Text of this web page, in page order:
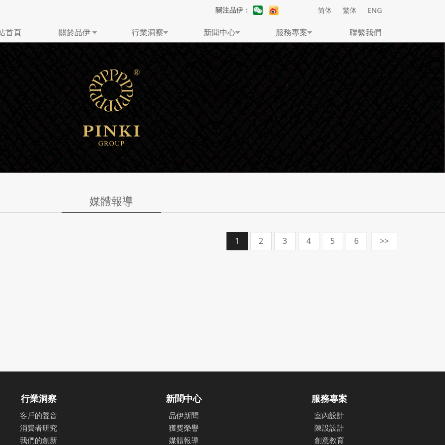
關注品伊： 简体 繁体 ENG
首頁 關於品伊 行業洞察 新聞中心 服務專案 聯繫我們
媒體報導
1 2 3 4 5 6 >>
行業洞察
客戶的聲音
消費者研究
我們的創新
新聞中心
品伊新聞
獲獎榮譽
媒體報導
服務專案
室內設計
陳設設計
創意教育